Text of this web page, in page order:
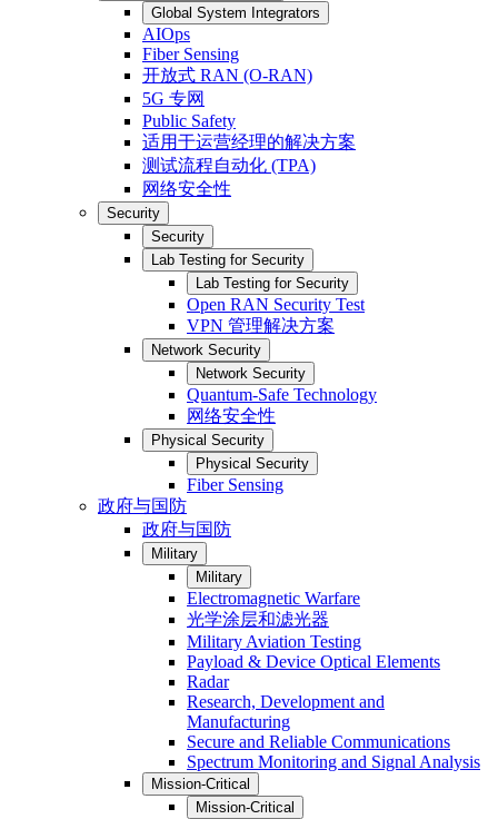
Global System Integrators
AIOps
Fiber Sensing
开放式 RAN (O-RAN)
5G 专网
Public Safety
适用于运营经理的解决方案
测试流程自动化 (TPA)
网络安全性
Security
Security
Lab Testing for Security
Lab Testing for Security
Open RAN Security Test
VPN 管理解决方案
Network Security
Network Security
Quantum-Safe Technology
网络安全性
Physical Security
Physical Security
Fiber Sensing
政府与国防
政府与国防
Military
Military
Electromagnetic Warfare
光学涂层和滤光器
Military Aviation Testing
Payload & Device Optical Elements
Radar
Research, Development and
Manufacturing
Secure and Reliable Communications
Spectrum Monitoring and Signal Analysis
Mission-Critical
Mission-Critical